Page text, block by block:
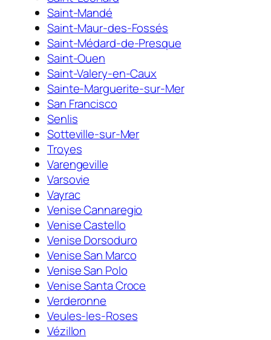
Saint-Mandé
Saint-Maur-des-Fossés
Saint-Médard-de-Presque
Saint-Ouen
Saint-Valery-en-Caux
Sainte-Marguerite-sur-Mer
San Francisco
Senlis
Sotteville-sur-Mer
Troyes
Varengeville
Varsovie
Vayrac
Venise Cannaregio
Venise Castello
Venise Dorsoduro
Venise San Marco
Venise San Polo
Venise Santa Croce
Verderonne
Veules-les-Roses
Vézillon